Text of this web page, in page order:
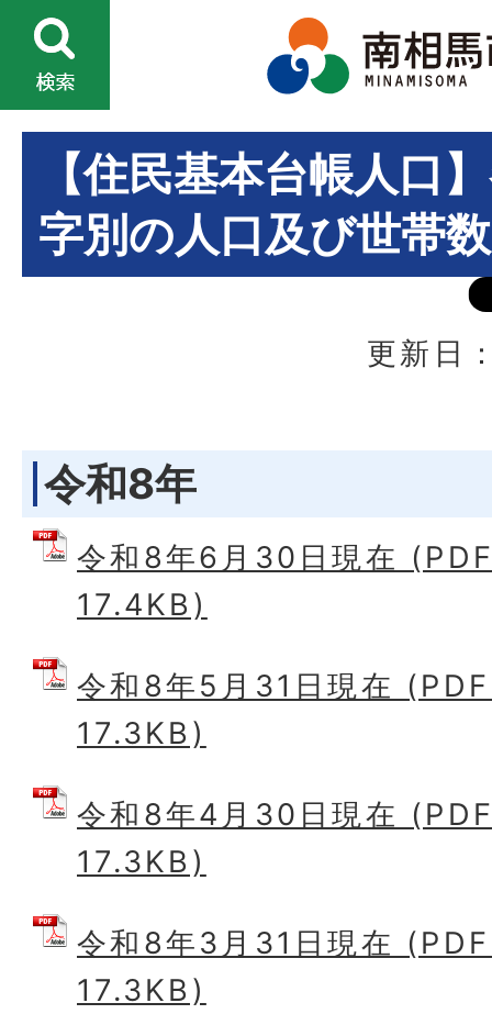
【住民基本台帳人口
字別の人口及び世帯数
更新日
令和8年
令和8年6月30日現在
17.4KB)
令和8年5月31日現在
17.3KB)
令和8年4月30日現在
17.3KB)
令和8年3月31日現在
17.3KB)